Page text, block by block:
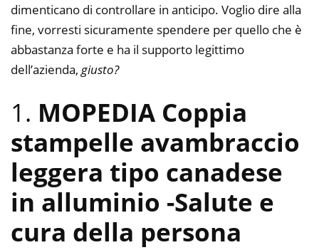
dimenticano di controllare in anticipo. Voglio dire alla
fine, vorresti sicuramente spendere per quello che è
abbastanza forte e ha il supporto legittimo
dell’azienda, giusto?
1. MOPEDIA Coppia
stampelle avambraccio
leggera tipo canadese
in alluminio -Salute e
cura della persona